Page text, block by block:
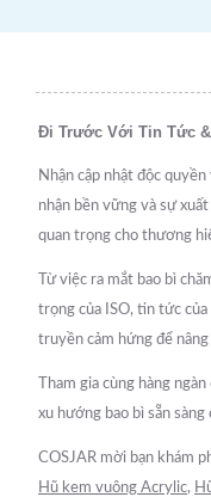
Đi Trước Với Tin Tức
Nhận cập nhật độc
nhận bền vững và sự
quan trọng cho thương
Từ việc ra mắt bao bì
trọng của ISO, tin tức
truyền cảm hứng để
Tham gia cùng hàng
xu hướng bao bì sẵn
COSJAR mời bạn khám
Hũ kem vuông Acrylic,